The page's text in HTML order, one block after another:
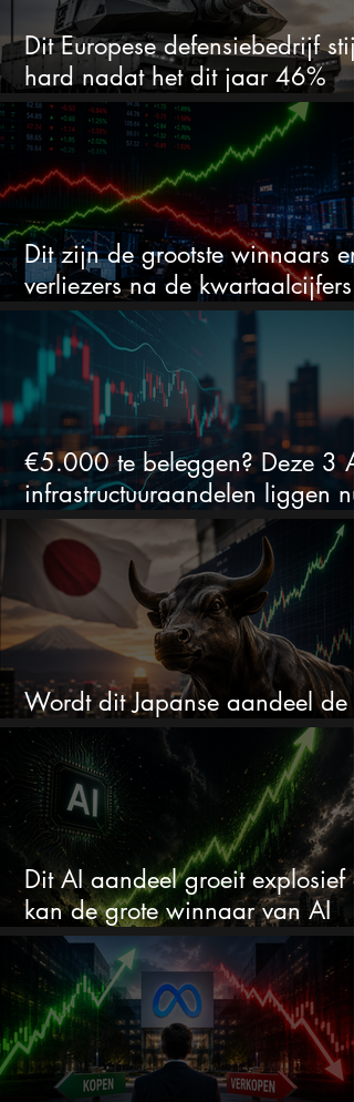
Dit Europese defensiebedrijf
hard nadat het dit jaar 46%
daalde: mooie koopkans?
Dit zijn de grootste winnaars en
verliezers na de kwartaalcijfers
(2 springen eruit)
€5.000 te beleggen? Deze 3
infrastructuuraandelen liggen nu
in de uitverkoop
Wordt dit Japanse aandeel de
comeback kid van 2026?
Dit AI aandeel groeit explosief
kan de grote winnaar van AI
worden